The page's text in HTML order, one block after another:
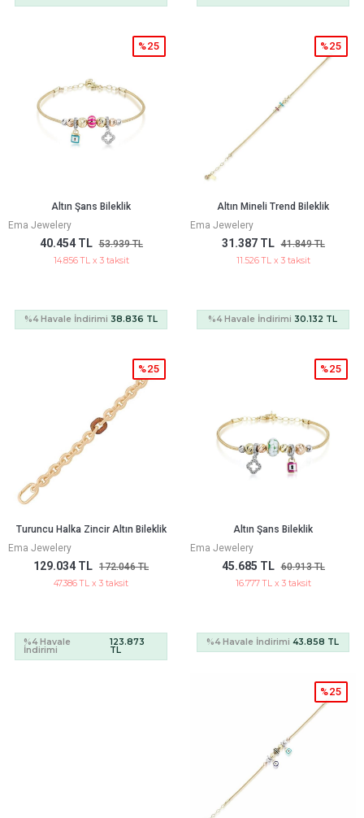
Altın Şans Bileklik
Ema Jewelery
40.454 TL 53.939 TL
%25
14.856 TL x 3 taksit
%4 Havale İndirimi 38.836 TL
Altın Mineli Trend Bileklik
Ema Jewelery
31.387 TL 41.849 TL
%25
11.526 TL x 3 taksit
%4 Havale İndirimi 30.132 TL
Turuncu Halka Zincir Altın Bileklik
Ema Jewelery
129.034 TL 172.046 TL
%25
47.386 TL x 3 taksit
%4 Havale
İndirimi
123.873
TL
Altın Şans Bileklik
Ema Jewelery
45.685 TL 60.913 TL
%25
16.777 TL x 3 taksit
%4 Havale İndirimi43.858 TL
%25